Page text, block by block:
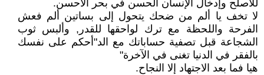
للأصلح وإدخال الإنسان الحسن في بحر الأحسن.
لا تخف يا ألم من ضحك يتحول إلى بساتين ألم فعش
الفرحة واللحظة مع ترك لواحقها للقدر, وألبس ثوب
الشجاعة قبل تصفية حساباتك مع الد"أحكم على نفسك
بالفقر في الدنيا تغنى في الآخرة"
هيا فما بعد الاجتهاد إلا النجاح.